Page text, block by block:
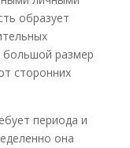
образует
большой размер
сторонних
периода и
она